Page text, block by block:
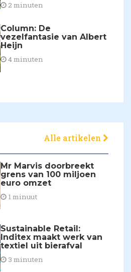
2 minuten
Column: De
vezelfantasie van Albert
Heijn
4 minuten
Alle artikelen
Mr Marvis doorbreekt
grens van 100 miljoen
euro omzet
1 minuut
Sustainable Retail:
Inditex maakt werk van
textiel uit bierafval
3 minuten